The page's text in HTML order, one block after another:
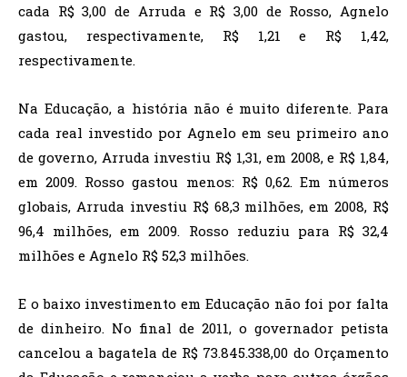
cada R$ 3,00 de Arruda e R$ 3,00 de Rosso, Agnelo
gastou, respectivamente, R$ 1,21 e R$ 1,42,
respectivamente.
Na Educação, a história não é muito diferente. Para
cada real investido por Agnelo em seu primeiro ano
de governo, Arruda investiu R$ 1,31, em 2008, e R$ 1,84,
em 2009. Rosso gastou menos: R$ 0,62. Em números
globais, Arruda investiu R$ 68,3 milhões, em 2008, R$
96,4 milhões, em 2009. Rosso reduziu para R$ 32,4
milhões e Agnelo R$ 52,3 milhões.
E o baixo investimento em Educação não foi por falta
de dinheiro. No final de 2011, o governador petista
cancelou a bagatela de R$ 73.845.338,00 do Orçamento